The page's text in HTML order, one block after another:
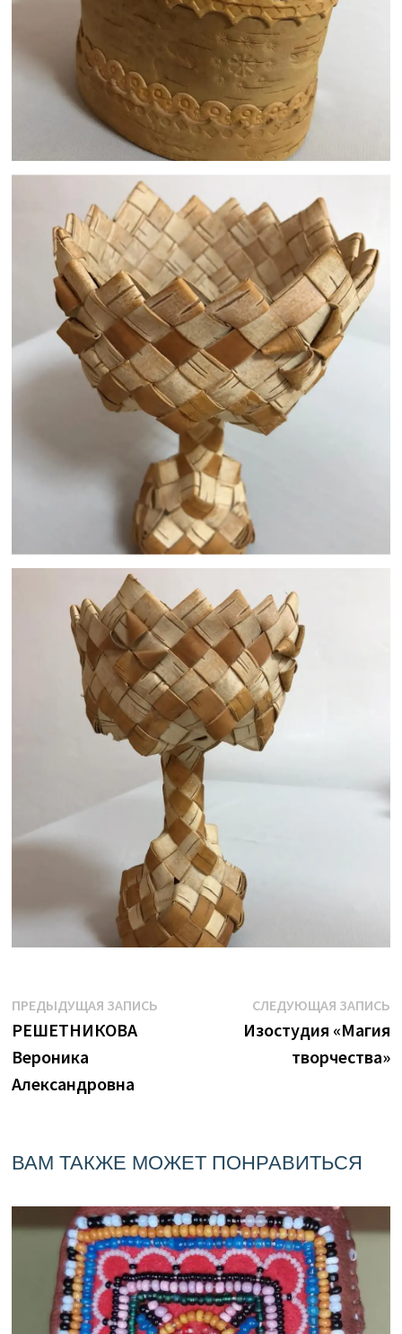
Навигация
по
записям
ПРЕДЫДУЩАЯ ЗАПИСЬПредыдущая
РЕШЕТНИКОВА
Вероника
Александровна
СЛЕДУЮЩАЯ ЗАПИСЬ
Изостудия «Магия
творчества»
ВАМ ТАКЖЕ МОЖЕТ ПОНРАВИТЬСЯ